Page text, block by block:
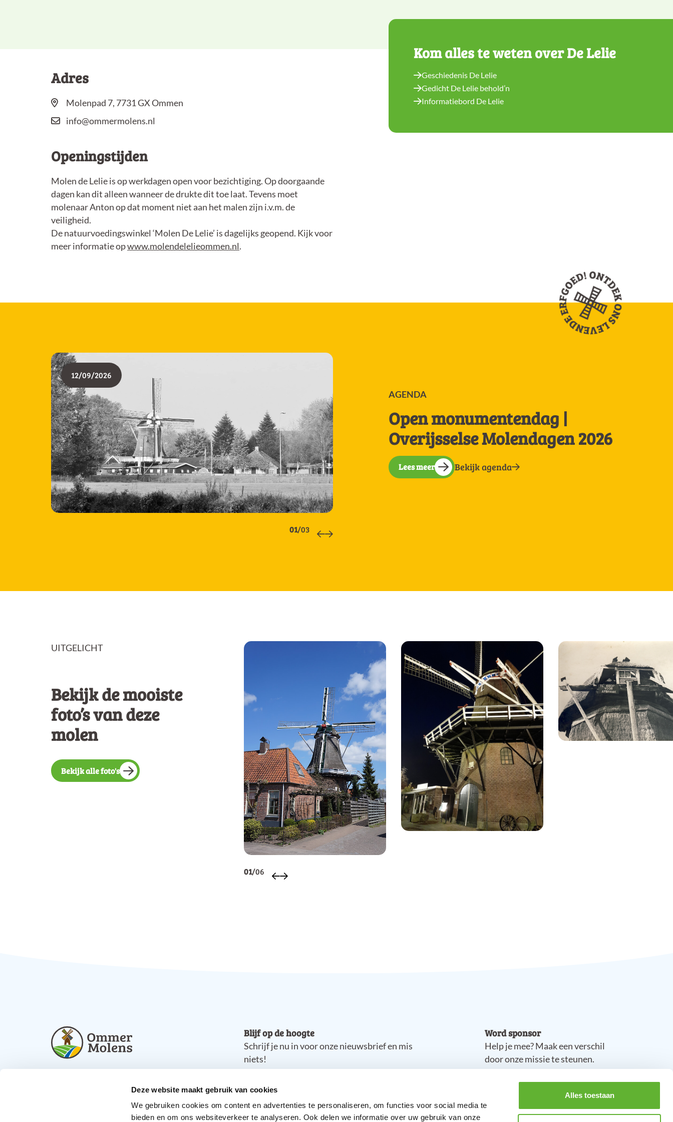
Deze website maakt gebruik van cookies
We gebruiken cookies om content en advertenties te personaliseren, om functies voor social media te
bieden en om ons websiteverkeer te analyseren. Ook delen we informatie over uw gebruik van onze
Alles toestaan
Adres
Molenpad 7, 7731 GX Ommen
info@ommermolens.nl
Openingstijden
Molen de Lelie is op werkdagen open voor bezichtiging. Op doorgaande
dagen kan dit alleen wanneer de drukte dit toe laat. Tevens moet
molenaar Anton op dat moment niet aan het malen zijn i.v.m. de
veiligheid.
De natuurvoedingswinkel ‘Molen De Lelie’ is dagelijks geopend. Kijk voor
meer informatie opwww.molendelelieommen.nl.
Kom alles te weten over De Lelie
Geschiedenis De Lelie
Gedicht De Lelie behold’n
Informatiebord De Lelie
12/09/2026
AGENDA
Open monumentendag |
Overijsselse Molendagen 2026
Lees meer Bekijk agenda
01/03
UITGELICHT
Bekijk de mooiste
foto’s van deze
molen
Bekijk alle foto's
01/06
Blijf op de hoogte
Schrijf je nu in voor onze nieuwsbrief en mis
niets!
Word sponsor
Help je mee? Maak een verschil
door onze missie te steunen.